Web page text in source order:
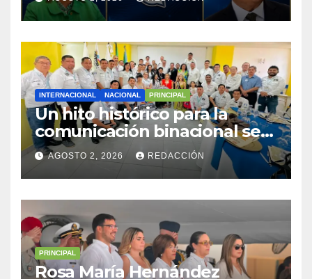
INTERNACIONAL NACIONAL PRINCIPAL
Un hito histórico para la
comunicación binacional se
consolidó con el Primer
Encuentro Periodístico
Guatemala–México en
Coatepeque,
Quetzaltenango
AGOSTO 2, 2026 REDACCIÓN
PRINCIPAL
Rosa María Hernández